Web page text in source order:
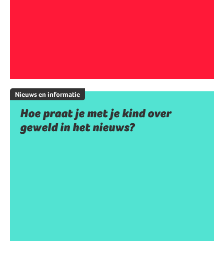
Nieuws en informatie
Hoe praat je met je kind over
geweld in het nieuws?